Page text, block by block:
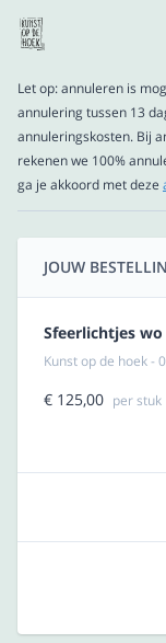
Let op: annuleren is
annulering tussen 13
annuleringskosten. Bij
rekenen we 100%
ga je akkoord met deze
JOUW
Sfeerlichtjes
Kunst op de hoek -
€ 125,00 per stuk